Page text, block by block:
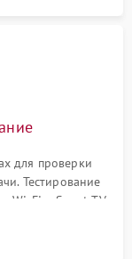
для проверки
Тестирование
Wi-Fi и Smart TV
часов.